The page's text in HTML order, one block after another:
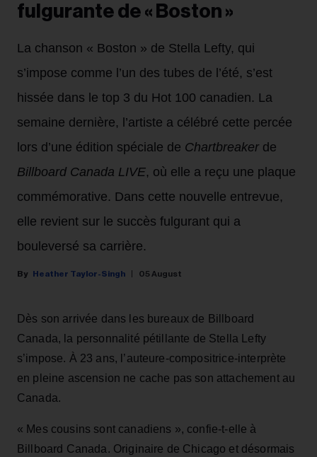
fulgurante de « Boston »
La chanson « Boston » de Stella Lefty, qui
s’impose comme l’un des tubes de l’été, s’est
hissée dans le top 3 du Hot 100 canadien. La
semaine dernière, l’artiste a célébré cette percée
lors d’une édition spéciale de Chartbreaker de
Billboard Canada LIVE, où elle a reçu une plaque
commémorative. Dans cette nouvelle entrevue,
elle revient sur le succès fulgurant qui a
bouleversé sa carrière.
Heather Taylor-Singh 05 August
Dès son arrivée dans les bureaux de Billboard
Canada, la personnalité pétillante de Stella Lefty
s’impose. À 23 ans, l’auteure-compositrice-interprète
en pleine ascension ne cache pas son attachement au
Canada.
« Mes cousins sont canadiens », confie-t-elle à
Billboard Canada. Originaire de Chicago et désormais